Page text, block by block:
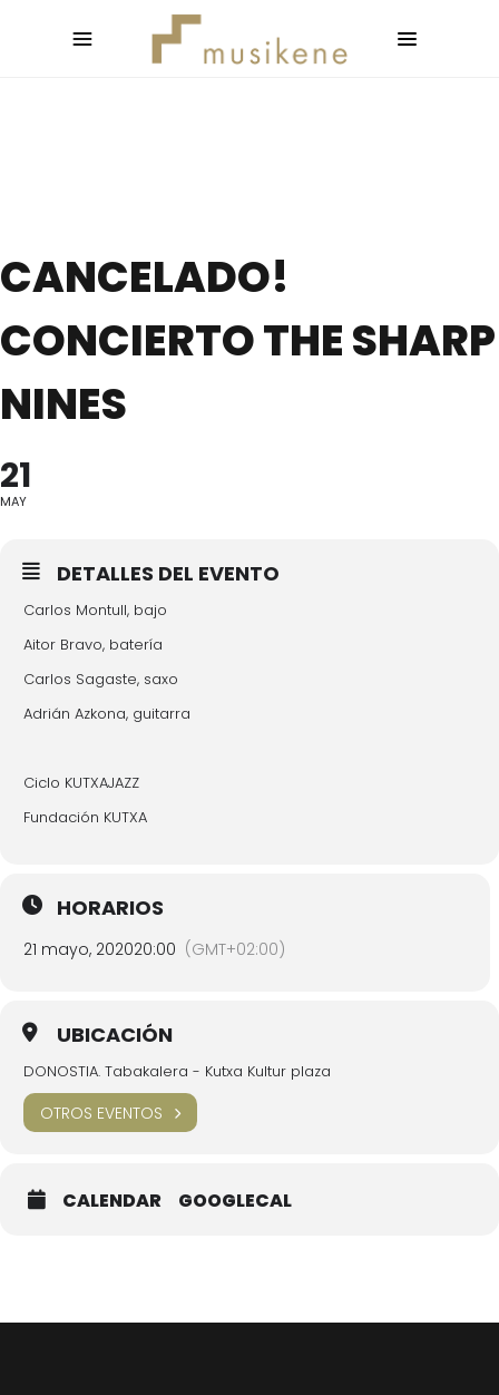
CANCELADO!
CONCIERTO THE SHARP
NINES
21
MAY
DETALLES DEL EVENTO
Carlos Montull, bajo
Aitor Bravo, batería
Carlos Sagaste, saxo
Adrián Azkona, guitarra
Ciclo KUTXAJAZZ
Fundación KUTXA
HORARIOS
21 mayo, 202020:00 (GMT+02:00)
UBICACIÓN
DONOSTIA. Tabakalera - Kutxa Kultur plaza
OTROS EVENTOS
CALENDAR GOOGLECAL